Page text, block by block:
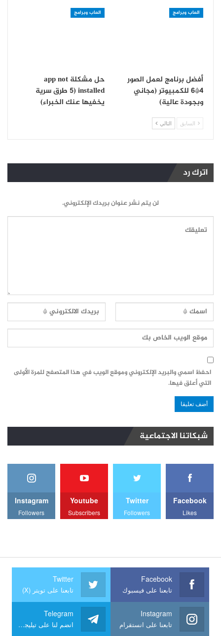
العاب وبرامج
أفضل برنامج لعمل الصور
4*6 للكمبيوتر (مجاني
وبجودة عالية)
العاب وبرامج
حل مشكلة app not
installed (5 طرق سرية
يخفيها عنك الخبراء)
السابق التالي
اترك رد
لن يتم نشر عنوان بريدك الإلكتروني.
احفظ اسمي والبريد الإلكتروني وموقع الويب في هذا المتصفح للمرة الأولى
التي أعلق فيها.
شبكاتنا الاجتماعية
Facebook
Likes
Twitter
Followers
Youtube
Subscribers
Instagram
Followers
Facebook
تابعنا على فيسبوك
Twitter
تابعنا على تويتر (X)
Instagram
تابعنا على انستقرام
Telegram
انضم لنا على تيليجرام